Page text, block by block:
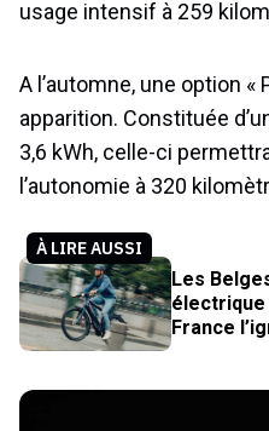
usage intensif à 259
A l’automne, une option
apparition. Constituée
3,6 kWh, celle-ci
l’autonomie à 320
À LIRE AUSSI
Les
électrique
France